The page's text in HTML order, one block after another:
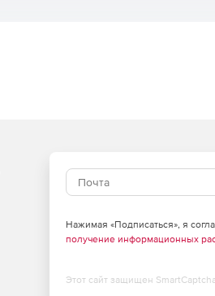
Нажимая «Подписаться», я
получение информационных
Этот сайт защищен